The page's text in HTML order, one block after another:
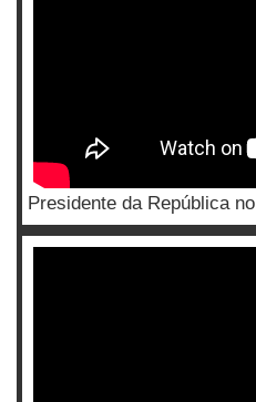
Presidente da República